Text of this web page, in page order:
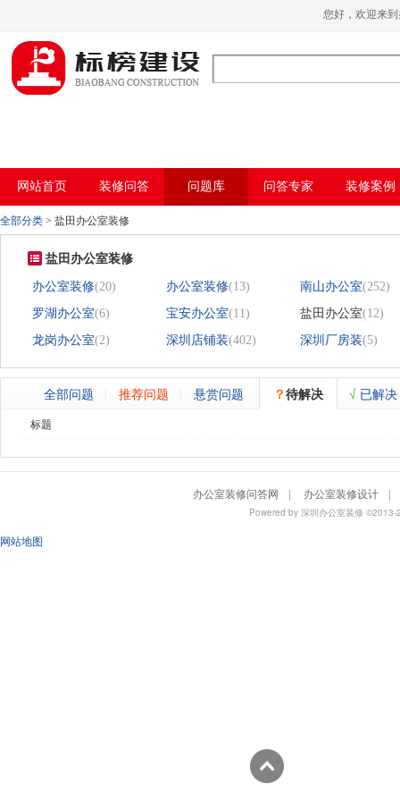
哈密瓜视频,哈密瓜视频app,哈密瓜视频下
载,哈密瓜视频app下载安装
您好，欢迎
网站首页 装修问答 问题库 问答专家 装修案例
全部分类 > 盐田办公室装修
盐田办公室装修
办公室装修(20) 办公室装修(13) 南山办公室(252)
罗湖办公室(6) 宝安办公室(11) 盐田办公室(12)
龙岗办公室(2) 深圳店铺装(402) 深圳厂房装(5)
全部问题 推荐问题 悬赏问题 ？待解决 √ 已解决
标题
办公室装修问答网 | 办公室装修设计 |
Powered by 深圳办公室装修 ©2013-
网站地图